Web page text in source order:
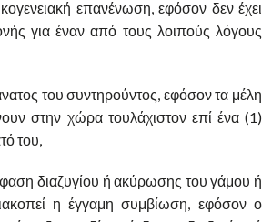
επανένωση, εφόσον δεν έχει
για έναν από τους λοιπούς λόγους
του συντηρούντος, εφόσον τα μέλη
στην χώρα τουλάχιστον επί ένα (1)
του,
διαζυγίου ή ακύρωσης του γάμου ή
η έγγαμη συμβίωση, εφόσον ο